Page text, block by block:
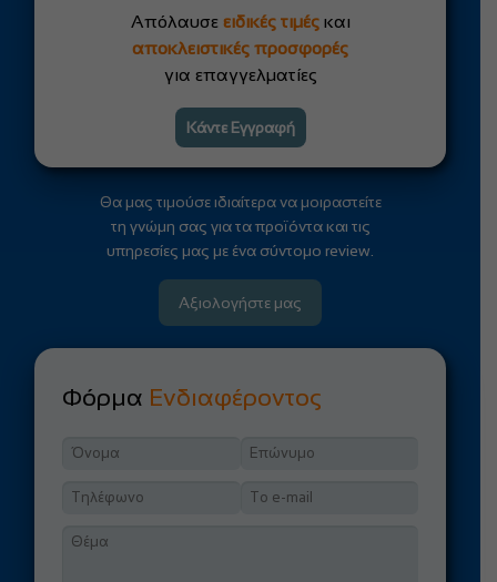
Απόλαυσε ειδικές τιμέςκαι
αποκλειστικές προσφορές
για επαγγελματίες
Κάντε Εγγραφή
Θα μας τιμούσε ιδιαίτερα να μοιραστείτε
τη γνώμη σας για τα προϊόντα και τις
υπηρεσίες μας με ένα σύντομο review.
Αξιολογήστε μας
Φόρμα Ενδιαφέροντος